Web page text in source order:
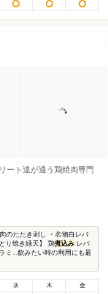
ート達が通う鶏焼肉専門
のたたき刺し ・名物白レバ
り焼き緑天】 鶏煮込み レバ
ミ...飲みたい時の利用にも最
水 木 金